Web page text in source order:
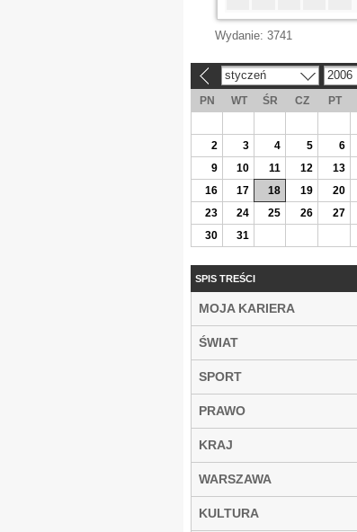
Wydanie: 3741
styczeń 2006
PN WT ŚR CZ PT
2
3 4 5 6
9
10 11 12 13
16
17 18 19 20
23
24 25 26 27
30
31
SPIS TREŚCI
MOJA KARIERA
ŚWIAT
SPORT
PRAWO
KRAJ
WARSZAWA
KULTURA